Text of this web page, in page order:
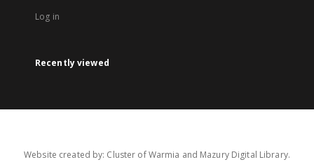
Log in
Recently viewed
Website created by: Cluster of Warmia and Mazury Digital Library.